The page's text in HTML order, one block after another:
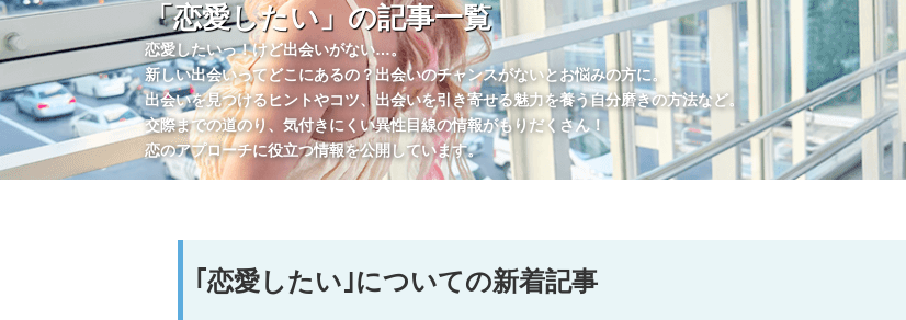
「恋愛したい」の記事一覧
恋愛したいっ！けど出会いがない…。
新しい出会いってどこにあるの？出会いのチャンスがないとお悩みの方に。
出会いを見つけるヒントやコツ、出会いを引き寄せる魅力を養う自分磨きの方法など。
交際までの道のり、気付きにくい異性目線の情報がもりだくさん！
恋のアプローチに役立つ情報を公開しています。
｢恋愛したい｣についての新着記事